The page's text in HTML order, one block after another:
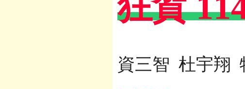
資三智 杜宇